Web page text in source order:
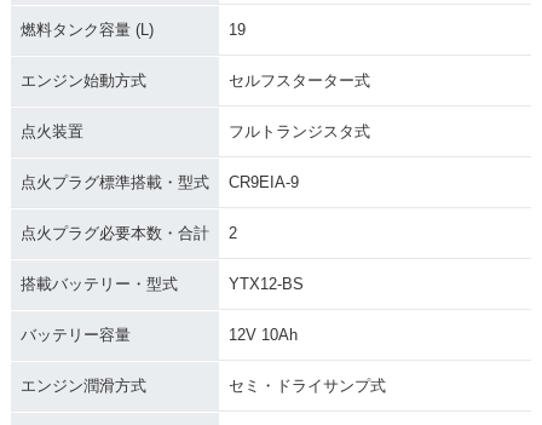
燃料タンク容量 (L) 19
エンジン始動方式 セルフスターター式
点火装置 フルトランジスタ式
点火プラグ標準搭載・型式 CR9EIA-9
点火プラグ必要本数・合計 2
搭載バッテリー・型式 YTX12-BS
バッテリー容量 12V 10Ah
エンジン潤滑方式 セミ・ドライサンプ式